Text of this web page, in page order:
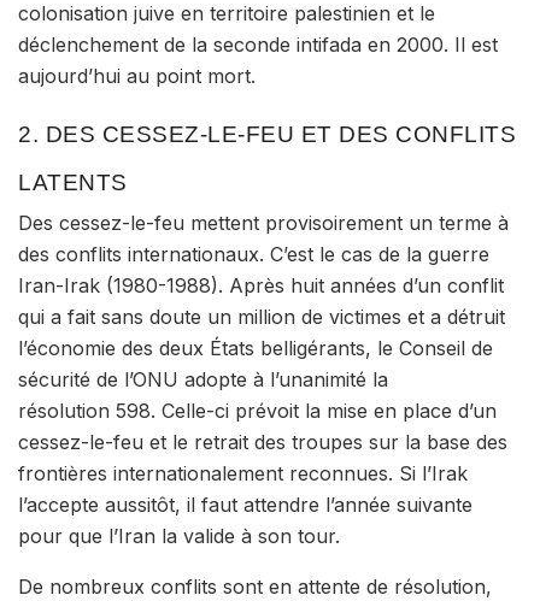
colonisation juive en territoire palestinien et le
déclenchement de la seconde intifada en 2000. Il est
aujourd’hui au point mort.
2. DES CESSEZ-LE-FEU ET DES CONFLITS
LATENTS
Des cessez-le-feu mettent provisoirement un terme à
des conflits internationaux. C’est le cas de la guerre
Iran-Irak (1980-1988). Après huit années d’un conflit
qui a fait sans doute un million de victimes et a détruit
l’économie des deux États belligérants, le Conseil de
sécurité de l’ONU adopte à l’unanimité la
résolution 598. Celle-ci prévoit la mise en place d’un
cessez-le-feu et le retrait des troupes sur la base des
frontières internationalement reconnues. Si l’Irak
l’accepte aussitôt, il faut attendre l’année suivante
pour que l’Iran la valide à son tour.
De nombreux conflits sont en attente de résolution,